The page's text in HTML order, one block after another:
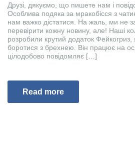
Друзі, дякуємо, що пишете нам і
Особлива подяка за мракобісся з
нам важко дістатися. На жаль, ми не
перевірити кожну новину, але! Наші
розробили крутий додаток
боротися з брехнею. Він працює на
цілодобово повідомляє […]
Read more